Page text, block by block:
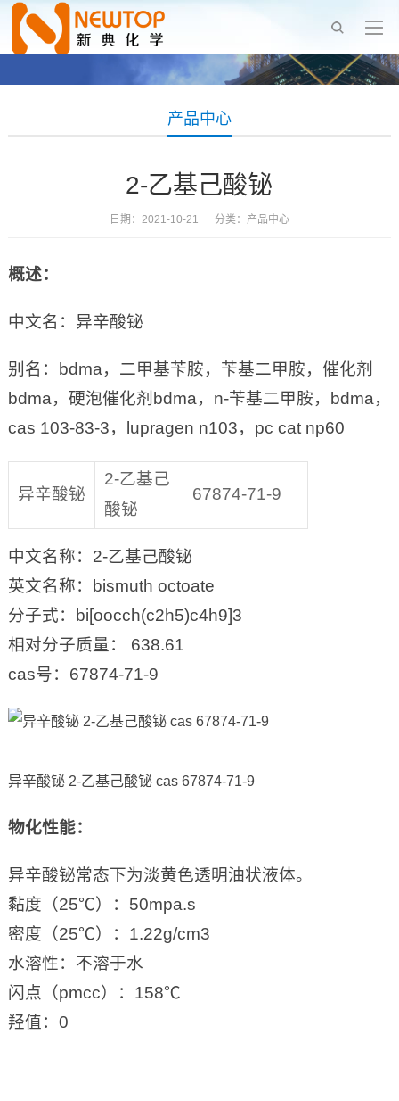
产品中心
2-乙基己酸铋
日期：2021-10-21 分类： 产品中心
概述：
中文名：异辛酸铋
别名：bdma，二甲基苄胺，苄基二甲胺，催化剂
bdma，硬泡催化剂bdma，n-苄基二甲胺，bdma，
cas 103-83-3，lupragen n103，pc cat np60
异辛酸铋
2-乙基己
酸铋
67874-71-9
中文名称：2-乙基己酸铋
英文名称：bismuth octoate
分子式：bi[oocch(c2h5)c4h9]3
相对分子质量： 638.61
cas号：67874-71-9
异辛酸铋 2-乙基己酸铋 cas 67874-71-9
物化性能：
异辛酸铋常态下为淡黄色透明油状液体。
黏度（25℃）：50mpa.s
密度（25℃）：1.22g/cm3
水溶性：不溶于水
闪点（pmcc）：158℃
羟值：0